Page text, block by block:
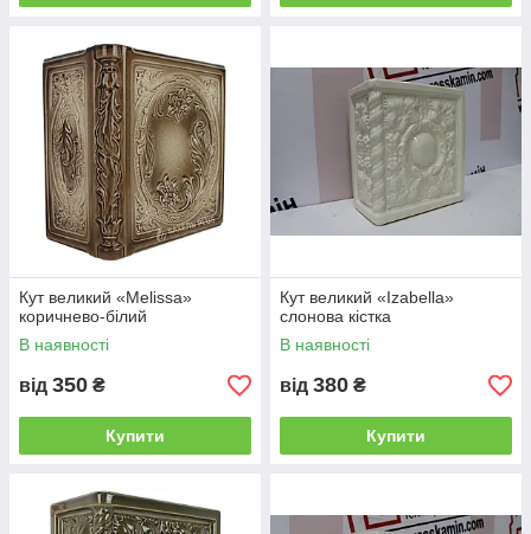
Кут великий «Melissa»
коричнево-білий
В наявності
від 350 ₴
Купити
Кут великий «Izabella»
слонова кістка
В наявності
від 380 ₴
Купити